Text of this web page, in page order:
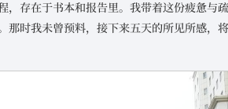
，存在于书本和报告里。我带着这份疲惫与
时我未曾预料，接下来五天的所见所感，将